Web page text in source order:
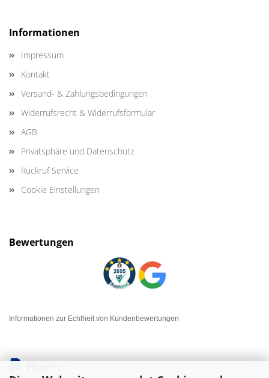
Informationen
Impressum
Kontakt
Versand- & Zahlungsbedingungen
Widerrufsrecht & Widerrufsformular
AGB
Privatsphäre und Datenschutz
Rückruf Service
Cookie Einstellungen
Bewertungen
Informationen zur Echtheit von Kundenbewertungen